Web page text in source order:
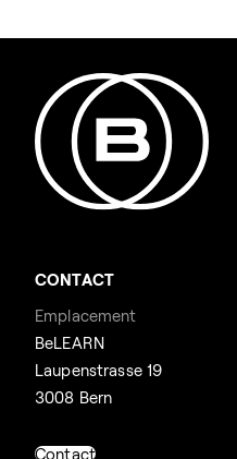
CONTACT
Emplacement
BeLEARN
Laupenstrasse 19
3008 Bern
Contact